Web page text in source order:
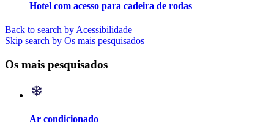
Hotel com acesso para cadeira de rodas
Back to search by Acessibilidade
Skip search by Os mais pesquisados
Os mais pesquisados
Ar condicionado